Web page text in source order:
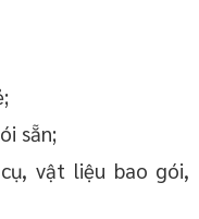
sẵn;
vật liệu bao gói,